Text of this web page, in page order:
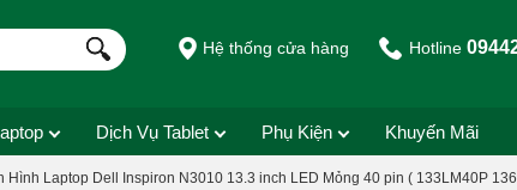
Hệ thống cửa hàng Hotline
Dịch Vụ Tablet Phụ Kiện Khuyến Mãi
Hình Laptop Dell Inspiron N3010 13.3 inch LED Mỏng 40 pin ( 133LM40P